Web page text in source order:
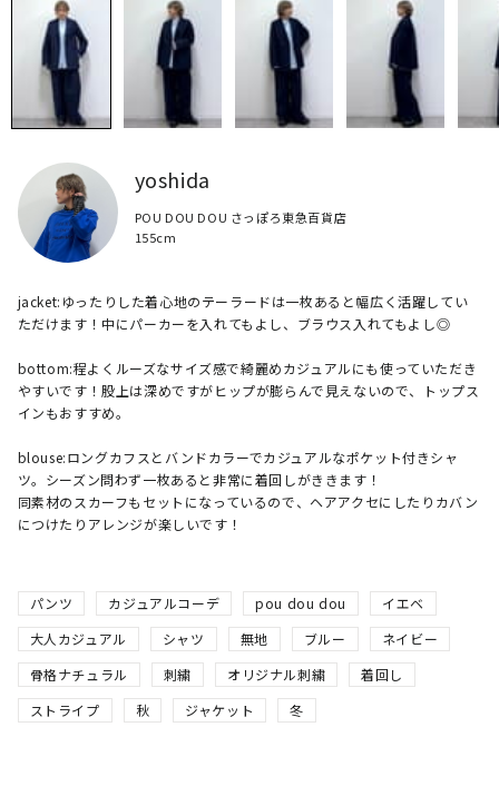
yoshida
POU DOU DOU さっぽろ東急百貨店
155cm
jacket:ゆったりした着心地のテーラードは一枚あると幅広く活躍してい
ただけます！中にパーカーを入れてもよし、ブラウス入れてもよし◎
bottom:程よくルーズなサイズ感で綺麗めカジュアルにも使っていただき
やすいです！股上は深めですがヒップが膨らんで見えないので、トップス
インもおすすめ。
blouse:ロングカフスとバンドカラーでカジュアルなポケット付きシャ
ツ。シーズン問わず一枚あると非常に着回しがききます！
同素材のスカーフもセットになっているので、ヘアアクセにしたりカバン
パンツ カジュアルコーデ pou dou dou
イエベ
大人カジュアル
シャツ 無地 ブルー
ネイビー
骨格ナチュラル
刺繍 オリジナル刺繍
着回し
ストライプ
秋 ジャケット 冬